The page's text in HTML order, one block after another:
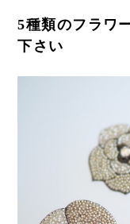
5種類のフラワ
下さい